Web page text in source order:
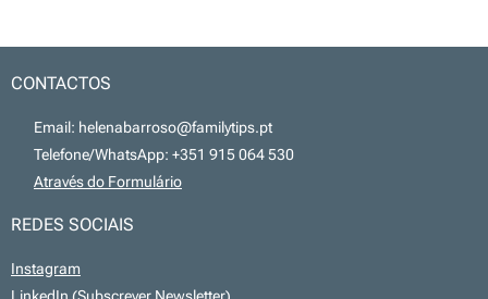
CONTACTOS
📧 Email: helenabarroso@familytips.pt
📞 Telefone/WhatsApp: +351 915 064 530
Através do Formulário
REDES SOCIAIS
Instagram